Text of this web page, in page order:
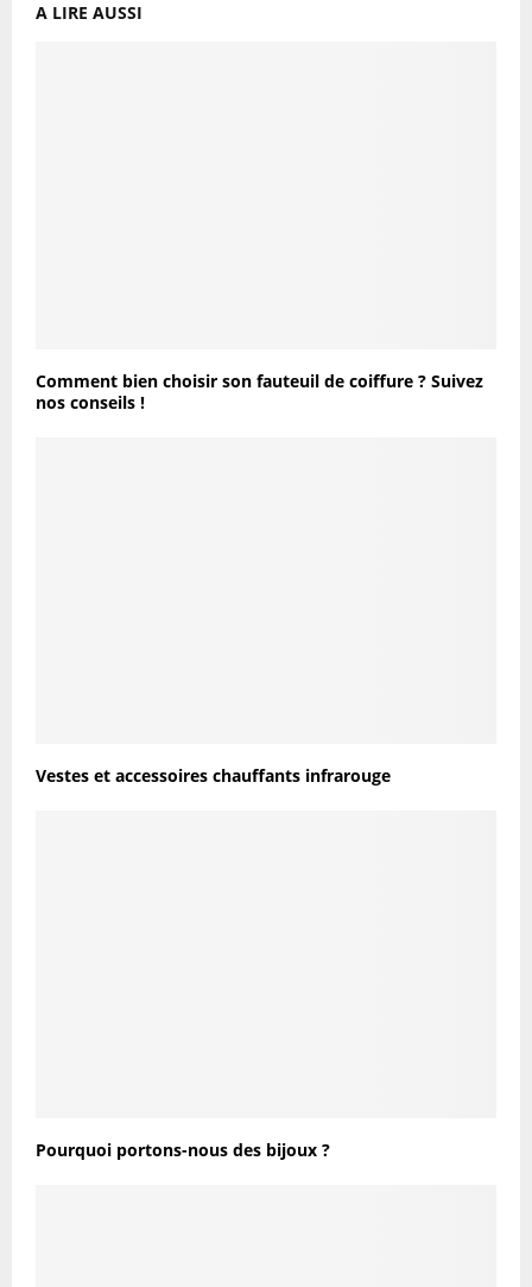
A LIRE AUSSI
Comment bien choisir son fauteuil de coiffure ? Suivez
nos conseils !
Vestes et accessoires chauffants infrarouge
Pourquoi portons-nous des bijoux ?